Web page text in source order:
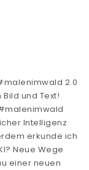
2.0
und Text!
Intelligenz
erkunde ich
Neue Wege
einer neuen